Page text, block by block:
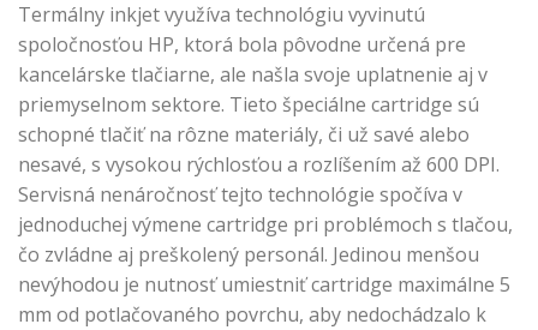
Termálny inkjet využíva technológiu vyvinutú
spoločnosťou HP, ktorá bola pôvodne určená pre
kancelárske tlačiarne, ale našla svoje uplatnenie aj v
priemyselnom sektore. Tieto špeciálne cartridge sú
schopné tlačiť na rôzne materiály, či už savé alebo
nesavé, s vysokou rýchlosťou a rozlíšením až 600 DPI.
Servisná nenáročnosť tejto technológie spočíva v
jednoduchej výmene cartridge pri problémoch s tlačou,
čo zvládne aj preškolený personál. Jedinou menšou
nevýhodou je nutnosť umiestniť cartridge maximálne 5
mm od potlačovaného povrchu, aby nedochádzalo k